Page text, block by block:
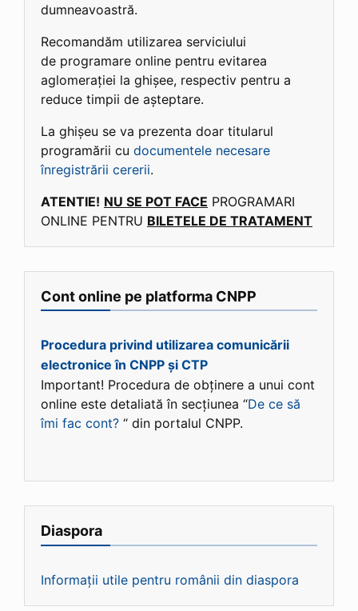
dumneavoastră.
Recomandăm utilizarea serviciului
de programare online pentru evitarea
aglomerației la ghișee, respectiv pentru a
reduce timpii de așteptare.
La ghișeu se va prezenta doar titularul
programării cu documentele necesare
înregistrării cererii.
ATENTIE! NU SE POT FACE PROGRAMARI
ONLINE PENTRU BILETELE DE TRATAMENT
Cont online pe platforma CNPP
Procedura privind utilizarea comunicării
electronice în CNPP și CTP
Important! Procedura de obținere a unui cont
online este detaliată în secțiunea “De ce să
îmi fac cont? “ din portalul CNPP.
Diaspora
Informații utile pentru românii din diaspora